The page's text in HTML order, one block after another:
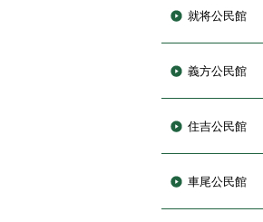
就将公民館
義方公民館
住吉公民館
車尾公民館